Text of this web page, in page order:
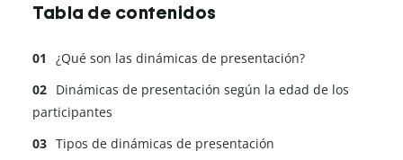
Tabla de contenidos
¿Qué son las dinámicas de presentación?
Dinámicas de presentación según la edad de los
participantes
Tipos de dinámicas de presentación